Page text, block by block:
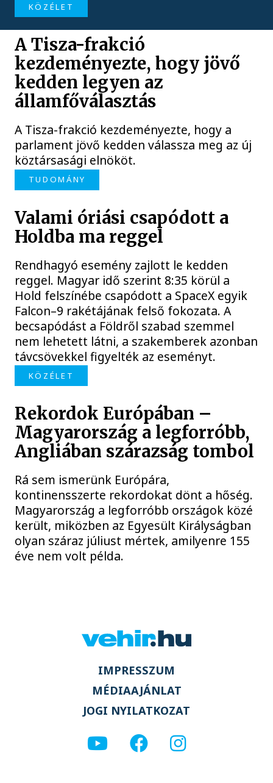
KÖZÉLET
A Tisza-frakció
kezdeményezte, hogy jövő
kedden legyen az
államfőválasztás
A Tisza-frakció kezdeményezte, hogy a
parlament jövő kedden válassza meg az új
köztársasági elnököt.
TUDOMÁNY
Valami óriási csapódott a
Holdba ma reggel
Rendhagyó esemény zajlott le kedden
reggel. Magyar idő szerint 8:35 körül a
Hold felszínébe csapódott a SpaceX egyik
Falcon–9 rakétájának felső fokozata. A
becsapódást a Földről szabad szemmel
nem lehetett látni, a szakemberek azonban
távcsövekkel figyelték az eseményt.
KÖZÉLET
Rekordok Európában –
Magyarország a legforróbb,
Angliában szárazság tombol
Rá sem ismerünk Európára,
kontinensszerte rekordokat dönt a hőség.
Magyarország a legforróbb országok közé
került, miközben az Egyesült Királyságban
olyan száraz júliust mértek, amilyenre 155
éve nem volt példa.
IMPRESSZUM
MÉDIAAJÁNLAT
JOGI NYILATKOZAT